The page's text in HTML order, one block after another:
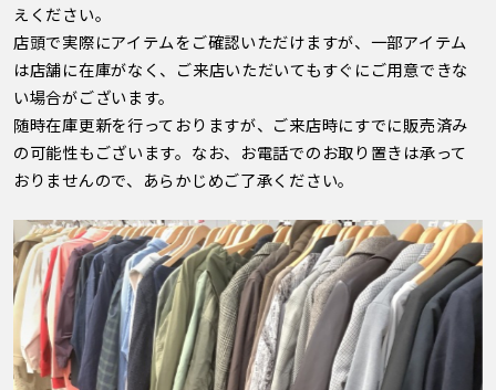
えください。
店頭で実際にアイテムをご確認いただけますが、一部アイテム
は店舗に在庫がなく、ご来店いただいてもすぐにご用意できな
い場合がございます。
随時在庫更新を行っておりますが、ご来店時にすでに販売済み
の可能性もございます。なお、お電話でのお取り置きは承って
おりませんので、あらかじめご了承ください。